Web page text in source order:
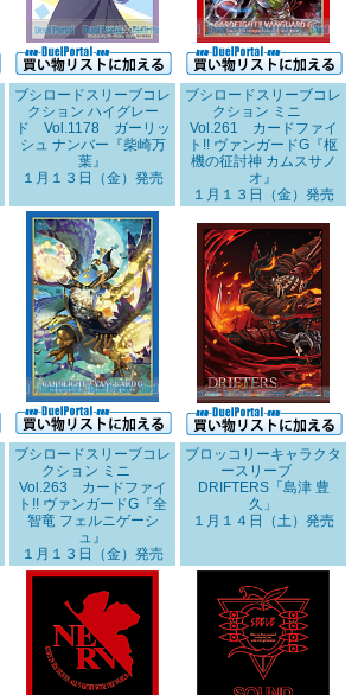
ブシロードスリーブコレ
クション ハイグレー
ド Vol.1178 ガーリッ
シュ ナンバー『柴崎万
葉』
１月１３日（金）発売
ブシロードスリーブコレ
クション ミニ
Vol.261 カードファイ
ト!! ヴァンガードG『枢
機の征討神 カムスサノ
オ』
１月１３日（金）発売
ブシロードスリーブコレ
クション ミニ
Vol.263 カードファイ
ト!! ヴァンガードG『全
智竜 フェルニゲーシ
ュ』
１月１３日（金）発売
ブロッコリーキャラクタ
ースリーブ
DRIFTERS「島津 豊
久」
１月１４日（土）発売